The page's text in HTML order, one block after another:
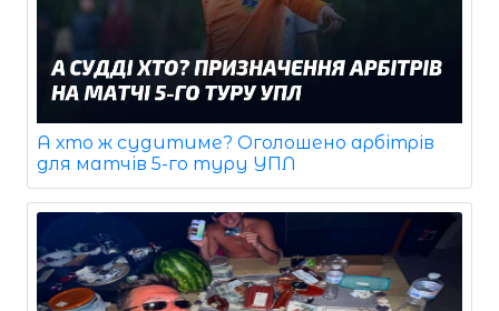
А хто ж судитиме? Оголошено арбітрів
для матчів 5-го туру УПЛ